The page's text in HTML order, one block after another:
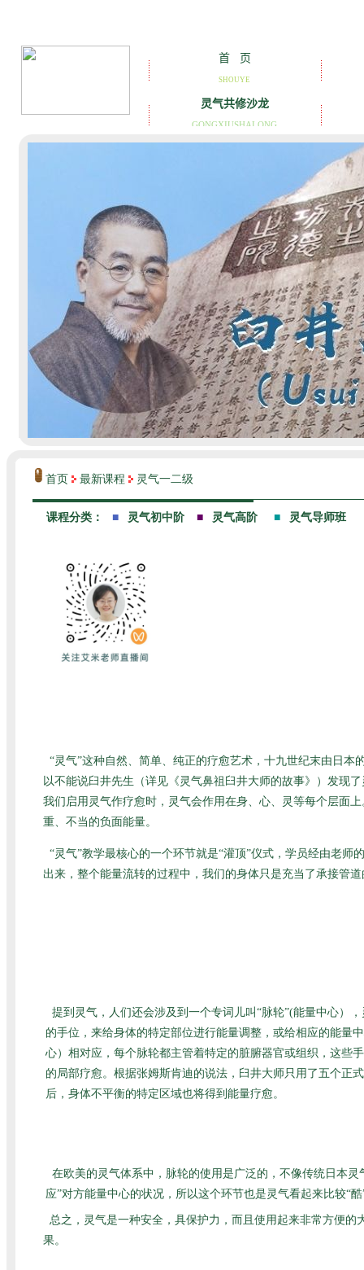
首页 最新课程 灵气一二级
“灵气”这种自然、简单、纯正的疗愈艺术，十九世纪末由日
以不能说臼井先生（详见 《灵气鼻祖臼井大师的故事》
）发现
我们启用灵气作疗愈时，灵气会作用在身、心、灵等每个层面
重、不当的负面能量。
“灵气”教学最核心的一个环节就是“灌顶”仪式，学员经由老
出来，整个能量流转的过程中，我们的身体只是充当了承接管
提到灵气，人们还会涉及到一个专词儿叫“脉轮”(能量中心）
的手位，来给身体的特定部位进行能量调整，或给相应的能量
心）相对应，每个脉轮都主管着特定的脏腑器官或组织，这些
的局部疗愈。根据张姆斯肯迪的说法，臼井大师只用了五个正
后，身体不平衡的特定区域也将得到能量疗愈。
在欧美的灵气体系中，脉轮的使用是广泛的，不像传统日本
应”对方能量中心的状况，所以这个环节也是灵气看起来比较“
总之，灵气是一种安全，具保护力，而且使用起来非常方便
果。